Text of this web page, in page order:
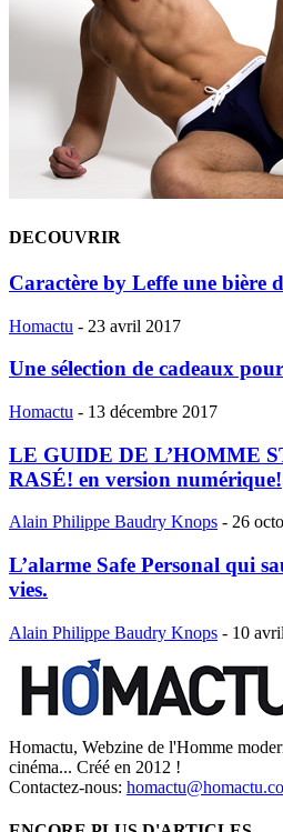
DECOUVRIR
Caractère by Leffe une bière
Homactu - 23 avril 2017
Une sélection de cadeaux
Homactu - 13 décembre 2017
LE GUIDE DE L’HOMME
RASÉ! en version numérique!
Alain Philippe Baudry Knops - 26
L’alarme Safe Personal qui
vies.
Alain Philippe Baudry Knops - 10
Homactu, Webzine de l'Homme
cinéma... Créé en 2012 !
Contactez-nous: